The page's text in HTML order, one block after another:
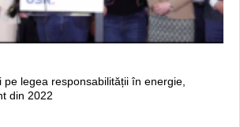
pe legea responsabilității în energie,
din 2022